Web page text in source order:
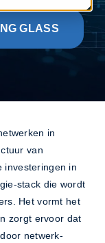
GLASS
in
van
investeringen in
stack die wordt
Het vormt het
zorgt ervoor dat
netwerk-